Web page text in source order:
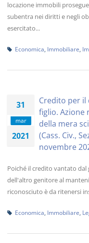
locazione immobili
subentra nei diritti e negli
esercitato...
Economica Immobiliare
31
mar
2021
Credito per
figlio. Azione
della mera
(Cass. Civ.,
novembre
Poiché il credito vantato
dell'altro genitore al
riconosciuto è da ritenersi
Economica Immobiliare